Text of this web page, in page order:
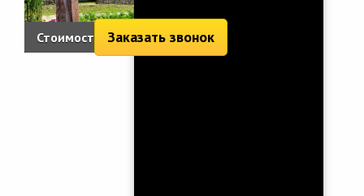
Стоимость: 5 124 руб.
Заказать звонок